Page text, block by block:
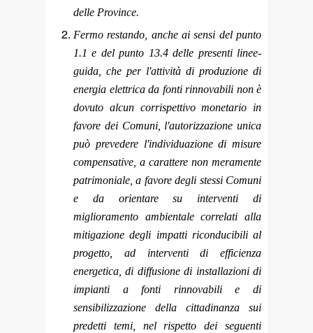
delle Province.
Fermo restando, anche ai sensi del punto
1.1 e del punto 13.4 delle presenti linee-
guida, che per l'attività di produzione di
energia elettrica da fonti rinnovabili non è
dovuto alcun corrispettivo monetario in
favore dei Comuni, l'autorizzazione unica
può prevedere l'individuazione di misure
compensative, a carattere non meramente
patrimoniale, a favore degli stessi Comuni
e da orientare su interventi di
miglioramento ambientale correlati alla
mitigazione degli impatti riconducibili al
progetto, ad interventi di efficienza
energetica, di diffusione di installazioni di
impianti a fonti rinnovabili e di
sensibilizzazione della cittadinanza sui
predetti temi, nel rispetto dei seguenti